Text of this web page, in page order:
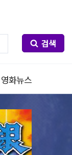
검색
영화뉴스